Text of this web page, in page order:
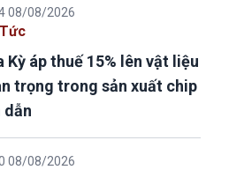
08/08/2026
Kỳ áp thuế 15% lên vật liệu
trọng trong sản xuất chip
dẫn
08/08/2026